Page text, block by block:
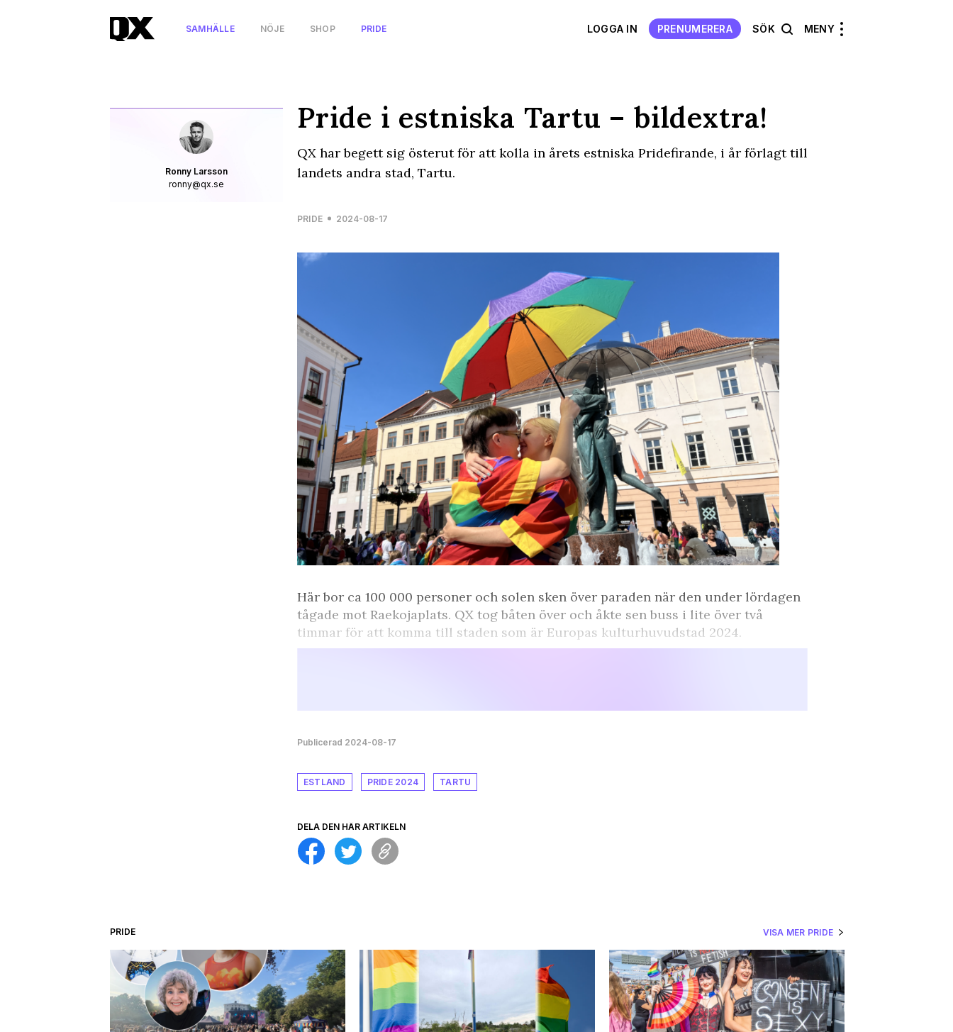
SAMHÄLLE NÖJE SHOP PRIDE LOGGA IN PRENUMERERA SÖK MENY
Ronny Larsson
ronny@qx.se
Pride i estniska Tartu – bildextra!
QX har begett sig österut för att kolla in årets estniska Pridefirande, i år förlagt till
landets andra stad, Tartu.
PRIDE 2024-08-17
Här bor ca 100 000 personer och solen sken över paraden när den under lördagen
tågade mot Raekojaplats. QX tog båten över och åkte sen buss i lite över två
timmar för att komma till staden som är Europas kulturhuvudstad 2024.
Publicerad 2024-08-17
ESTLAND PRIDE 2024 TARTU
DELA DEN HÄR ARTIKELN
PRIDE VISA MER PRIDE